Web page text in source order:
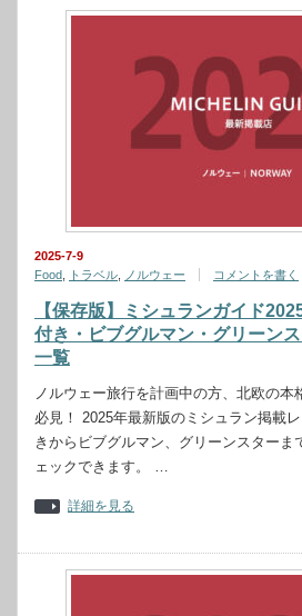
2025-7-9
Food
トラベル ノルウェー コメントを書く
【保存版】ミシュランガイド
付き・ビブグルマン・グリーン
一覧
ノルウェー旅行を計画中の方、北欧の本
必見！ 2025年最新版のミシュラン掲載
きからビブグルマン、グリーンスターま
ェックできます。 …
詳細を見る